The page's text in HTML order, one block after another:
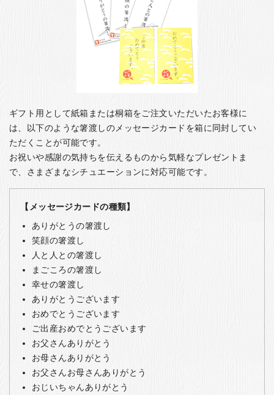
ギフト用として紙箱または桐箱をご注文いただいたお客様に
は、以下のような箸渡しのメッセージカードを箱に同封してい
ただくことが可能です。
お祝いや感謝の気持ちを伝えるものから気軽なプレゼントま
で、さまざまなシチュエーションに対応可能です。
【メッセージカードの種類】
ありがとうの箸渡し
笑顔の箸渡し
人と人との箸渡し
まごころの箸渡し
幸せの箸渡し
ありがとうございます
おめでとうございます
ご出産おめでとうございます
お父さんありがとう
お母さんありがとう
お父さんお母さんありがとう
おじいちゃんありがとう